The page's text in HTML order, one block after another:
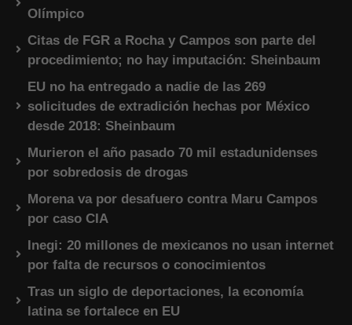
Olímpico
Citas de FGR a Rocha y Campos son parte del
procedimiento; no hay imputación: Sheinbaum
EU no ha entregado a nadie de las 269
solicitudes de extradición hechas por México
desde 2018: Sheinbaum
Murieron el año pasado 70 mil estadunidenses
por sobredosis de drogas
Morena va por desafuero contra Maru Campos
por caso CIA
Inegi: 20 millones de mexicanos no usan internet
por falta de recursos o conocimientos
Tras un siglo de deportaciones, la economía
latina se fortalece en EU